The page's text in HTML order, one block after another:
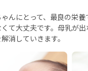
んにとって、最良の栄
て大丈夫です。母乳が
消していきます。